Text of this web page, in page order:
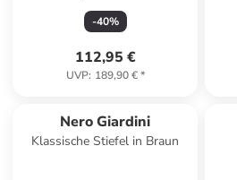
-40%
112,95 €
UVP: 189,90 €*
Nero Giardini
Klassische Stiefel in Braun